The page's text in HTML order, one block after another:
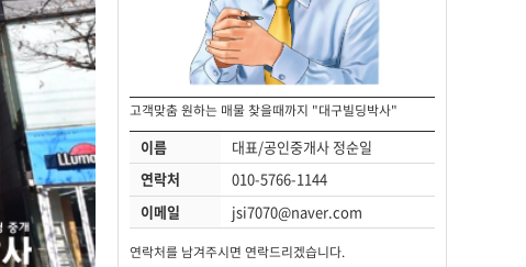
고객맞춤 원하는 매물 찾을때까지 "대구빌딩박사"
이름
대표/공인중개사 정순일
연락처
010-5766-1144
이메일
jsi7070@naver.com
연락처를 남겨주시면 연락드리겠습니다.